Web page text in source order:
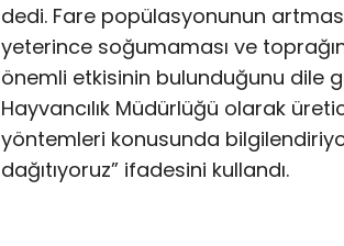
dedi. Fare popülasyonunun
yeterince soğumaması ve
önemli etkisinin bulunduğunu dile
Hayvancılık Müdürlüğü olarak
yöntemleri konusunda
dağıtıyoruz” ifadesini kullandı.